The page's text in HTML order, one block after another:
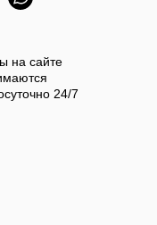
на сайте
24/7